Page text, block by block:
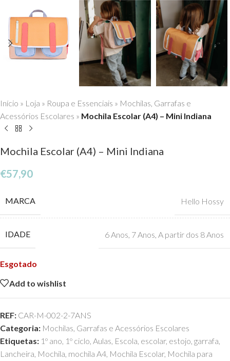
Início » Loja » Roupa e Essenciais » Mochilas, Garrafas e
Acessórios Escolares » Mochila Escolar (A4) – Mini Indiana
Mochila Escolar (A4) – Mini Indiana
€57,90
MARCA Hello Hossy
IDADE 6 Anos 7 Anos A partir dos 8 Anos
Esgotado
Add to wishlist
REF: CAR-M-002-2-7ANS
Categoria: Mochilas, Garrafas e Acessórios Escolares
Etiquetas: 1º ano, 1º ciclo, Aulas, Escola, escolar, estojo, garrafa,
Lancheira, Mochila, mochila A4, Mochila Escolar, Mochila para